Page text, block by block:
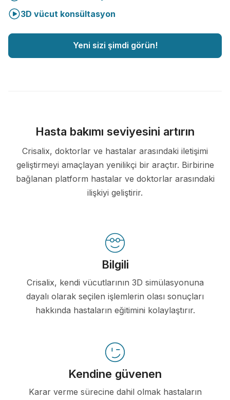
3D vücut konsültasyon
Yeni sizi şimdi görün!
Hasta bakımı seviyesini artırın
Crisalix, doktorlar ve hastalar arasındaki iletişimi
geliştirmeyi amaçlayan yenilikçi bir araçtır. Birbirine
bağlanan platform hastalar ve doktorlar arasındaki
ilişkiyi geliştirir.
Bilgili
Crisalix, kendi vücutlarının 3D simülasyonuna
dayalı olarak seçilen işlemlerin olası sonuçları
hakkında hastaların eğitimini kolaylaştırır.
Kendine güvenen
Karar verme sürecine dahil olmak hastaların